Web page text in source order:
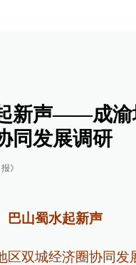
新声——成渝
同发展调研
》
巴山蜀水起新声
双城经济圈协同发